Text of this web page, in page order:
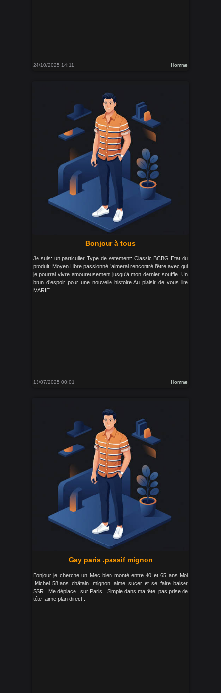
24/10/2025 14:11 Homme
Bonjour à tous
Je suis: un particulier Type de vetement: Classic BCBG Etat du
produit: Moyen Libre passionné j’aimerai rencontré l’être avec qui
je pourrai vivre amoureusement jusqu’à mon dernier souffle. Un
brun d’espoir pour une nouvelle histoire Au plaisir de vous lire
MARIE
13/07/2025 00:01 Homme
Gay paris .passif mignon
Bonjour je cherche un Mec bien monté entre 40 et 65 ans Moi
,Michel 58:ans châtain ,mignon .aime sucer et se faire baiser
SSR.. Me déplace , sur Paris . Simple dans ma tête .pas prise de
tête .aime plan direct .